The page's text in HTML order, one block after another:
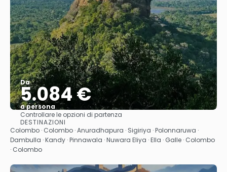
Da
5.084 €
a persona
Vedere
Controllare le opzioni di partenza
DESTINAZIONI
Colombo · Colombo · Anuradhapura · Sigiriya · Polonnaruwa ·
Dambulla · Kandy · Pinnawala · Nuwara Eliya · Ella · Galle · Colombo
· Colombo